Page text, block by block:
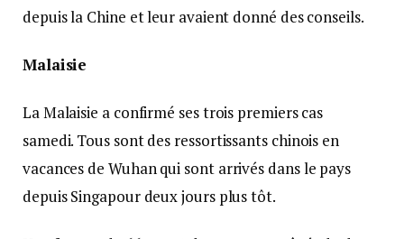
depuis la Chine et leur avaient donné des conseils.
Malaisie
La Malaisie a confirmé ses trois premiers cas
samedi. Tous sont des ressortissants chinois en
vacances de Wuhan qui sont arrivés dans le pays
depuis Singapour deux jours plus tôt.